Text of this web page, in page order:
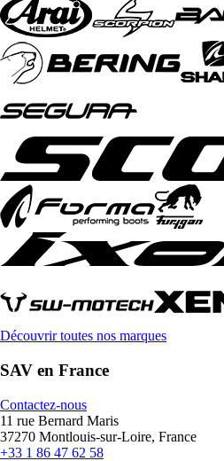
Découvrir toutes nos marques
SAV en France
Contactez-nous
11 rue Bernard Maris
37270 Montlouis-sur-Loire, France
+33 1 86 47 62 58